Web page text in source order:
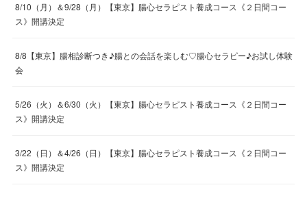
8/10（月）＆9/28（月）【東京】腸心セラピスト養成コース《２日間コー
ス》開講決定
8/8【東京】腸相診断つき♪腸との会話を楽しむ♡腸心セラピー♪お試し体験
会
5/26（火）＆6/30（火）【東京】腸心セラピスト養成コース《２日間コー
ス》開講決定
3/22（日）＆4/26（日）【東京】腸心セラピスト養成コース《２日間コー
ス》開講決定